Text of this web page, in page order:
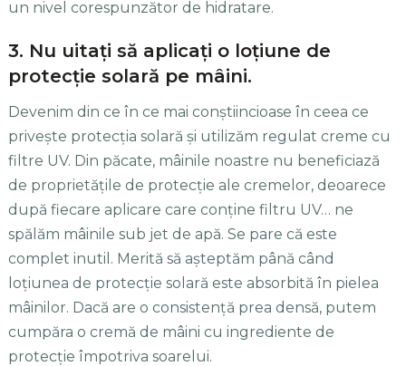
un nivel corespunzător de hidratare.
3. Nu uitaţi să aplicaţi o loţiune de
protecţie solară pe mâini.
Devenim din ce în ce mai conştiincioase în ceea ce
priveşte protecţia solară şi utilizăm regulat creme cu
filtre UV. Din păcate, mâinile noastre nu beneficiază
de proprietăţile de protecţie ale cremelor, deoarece
după fiecare aplicare care conţine filtru UV… ne
spălăm mâinile sub jet de apă. Se pare că este
complet inutil. Merită să aşteptăm până când
loţiunea de protecţie solară este absorbită în pielea
mâinilor. Dacă are o consistenţă prea densă, putem
cumpăra o cremă de mâini cu ingrediente de
protecţie împotriva soarelui.